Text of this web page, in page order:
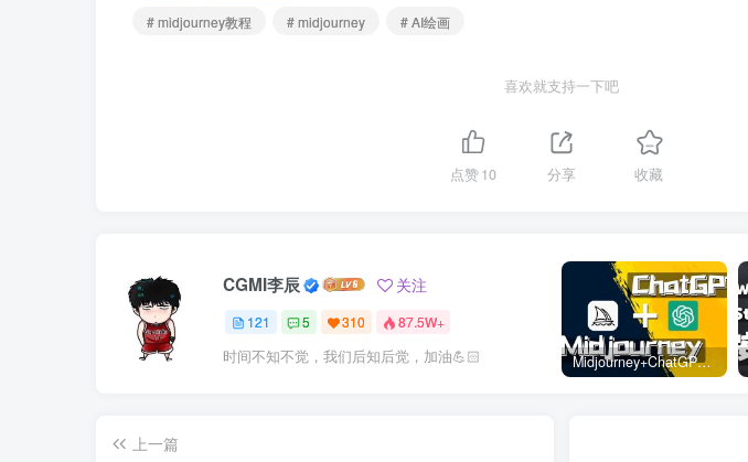
# midjourney教程
# midjourney # AI绘画
喜欢就支持一下吧
点赞10 分享 收藏
CGMI李辰 关注
121 5 310 87.5W+
时间不知不觉，我们后知后觉，加油💪🏻 Midjourney+ChatGPT精准控制关键词
上一篇